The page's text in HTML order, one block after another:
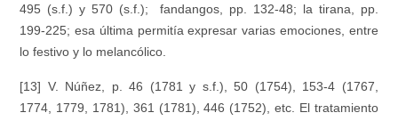
495 (s.f.) y 570 (s.f.); fandangos, pp. 132-48; la tirana, pp.
199-225; esa última permitía expresar varias emociones, entre
lo festivo y lo melancólico.
[13] V. Núñez, p. 46 (1781 y s.f.), 50 (1754), 153-4 (1767,
1774, 1779, 1781), 361 (1781), 446 (1752), etc. El tratamiento